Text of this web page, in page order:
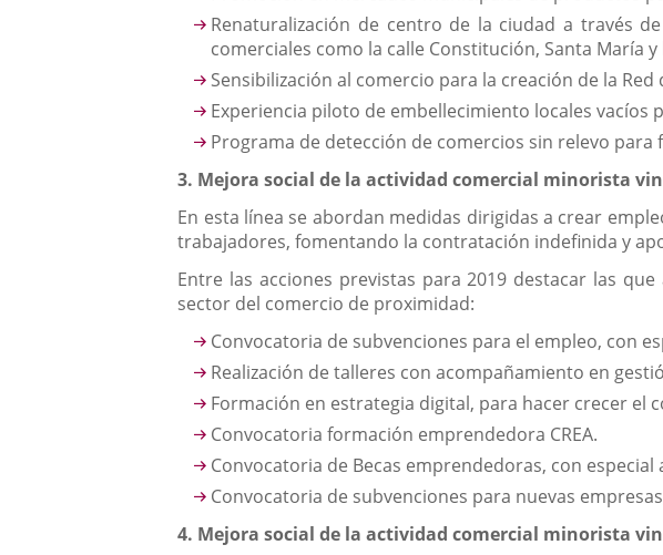
Renaturalización de centro de la ciudad a través
comerciales como la calle Constitución, Santa María y
Sensibilización al comercio para la creación de la
Experiencia piloto de embellecimiento locales vacíos
Programa de detección de comercios sin relevo
3. Mejora social de la actividad comercial minorista
En esta línea se abordan medidas dirigidas a crear
trabajadores, fomentando la contratación indefinida y
Entre las acciones previstas para 2019 destacar las
sector del comercio de proximidad:
Convocatoria de subvenciones para el empleo, con
Realización de talleres con acompañamiento en
Formación en estrategia digital, para hacer crecer el
Convocatoria formación emprendedora CREA.
Convocatoria de Becas emprendedoras, con
Convocatoria de subvenciones para nuevas
4. Mejora social de la actividad comercial minorista